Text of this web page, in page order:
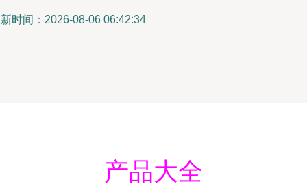
时间：2026-08-06 06:42:34
产品大全